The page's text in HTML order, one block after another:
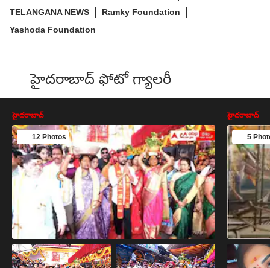
TELANGANA NEWS
Ramky Foundation
Yashoda Foundation
హైదరాబాద్ ఫోటో గ్యాలరీ
హైదరాబాద్
12 Photos
హైదరాబాద్
5